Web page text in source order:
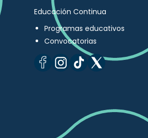
Educación Continua
Programas educativos
Convocatorias